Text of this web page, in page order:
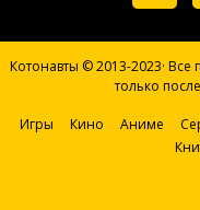
Котонавты © 2013-2023·
только
Игры Кино Аниме